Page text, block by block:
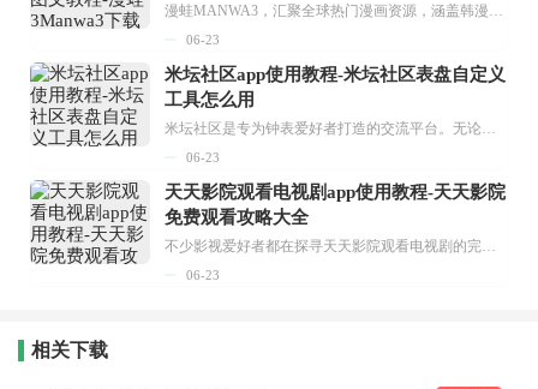
漫蛙MANWA3，汇聚全球热门漫画资源，涵盖韩漫、欧美漫画、国漫等多种类型，题材丰富多样，全方位满足用户阅读喜好。它不仅是阅读平台，更是创作平台，为广大用户打造零门槛创作环境。...
06-23
米坛社区app使用教程-米坛社区表盘自定义
工具怎么用
米坛社区是专为钟表爱好者打造的交流平台。无论你是初涉钟表领域的普通爱好者，还是拥有多年收藏经验的资深玩家，都能在此找到属于自己的天地。 无需注册，就能轻松参与其中。通过专业的讨论论坛与丰富的交互功能，你可与世界各地的钟表爱好者畅快交流。若你钟情于钟表，米坛社区无疑是值得一试的理想之选。在这里，你能获取最新的手表资讯，交流见解，提升鉴赏品味，让每一块手表都成为收藏故事中重要的一部分。感兴趣的朋友，不要错过下载机会。...
06-23
天天影院观看电视剧app使用教程-天天影院
免费观看攻略大全
不少影视爱好者都在探寻天天影院观看电视剧的完整方法，结合最新平台使用规则，本篇新手入门攻略全面讲解观看渠道、检索流程、播放设置以及画面模式调整等实用内容。全文适配手机、电脑等主流设备，步骤简洁易懂，无论是初次使用的新手，还是想要优化观影体验的用户，都能参照内容快速上手，熟练掌握平台各项操作技巧，轻松畅享影视内容。...
06-23
相关下载